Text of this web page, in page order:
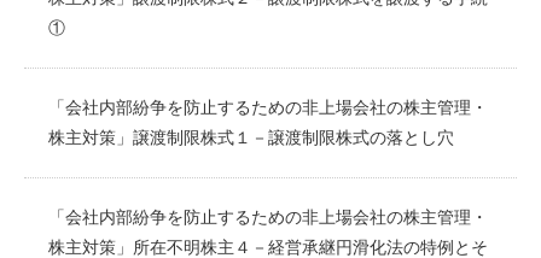
①
「会社内部紛争を防止するための非上場会社の株主管理・
株主対策」譲渡制限株式１－譲渡制限株式の落とし穴
「会社内部紛争を防止するための非上場会社の株主管理・
株主対策」所在不明株主４－経営承継円滑化法の特例とそ